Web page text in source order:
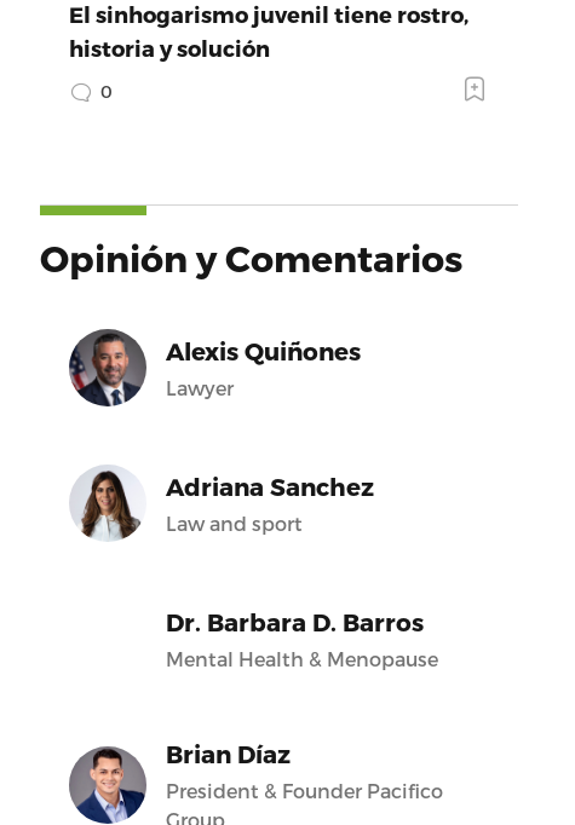
El sinhogarismo juvenil tiene rostro,
historia y solución
0
Opinión y Comentarios
Alexis Quiñones
Lawyer
Adriana Sanchez
Law and sport
Dr. Barbara D. Barros
Mental Health & Menopause
Brian Díaz
President & Founder Pacifico
Group